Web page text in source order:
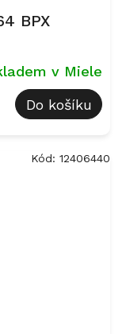
BPX
v Miele
Do košíku
Kód: 12406440